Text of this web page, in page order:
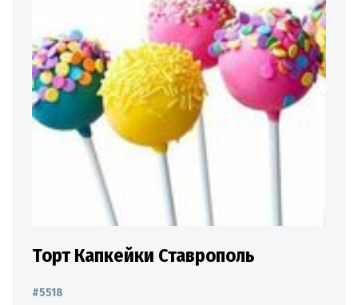
Торт Капкейки Ставрополь
#5518